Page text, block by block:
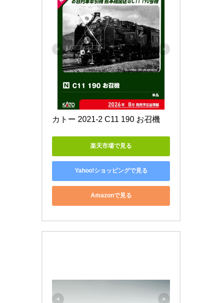
カトー 2021-2 C11 190 お召機
楽天市場で見る
Yahoo!ショッピングで見る
Amazonで見る